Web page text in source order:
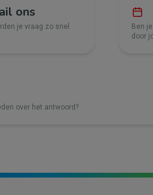
ons
je vraag zo snel
Ben
door
over het antwoord?